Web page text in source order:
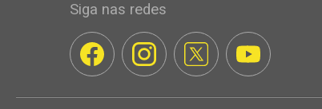
Siga nas redes